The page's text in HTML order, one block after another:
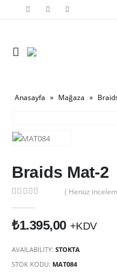
Anasayfa » Mağaza »
Braids Mat-2
( Henüz
₺1.395,00 +KDV
AVAILABILITY: STOKTA
STOK KODU: MAT084